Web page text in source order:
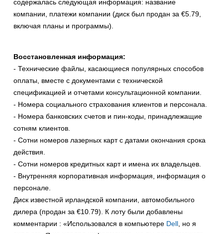
содержалась следующая информация: название
компании, платежи компании (диск был продан за €5.79,
включая планы и программы).
Восстановленная информация:
- Технические файлы, касающиеся популярных способов
оплаты, вместе с документами с технической
спецификацией и отчетами консультационной компании.
- Номера социального страхования клиентов и персонала.
- Номера банковских счетов и пин-коды, принадлежащие
сотням клиентов.
- Сотни номеров лазерных карт с датами окончания срока
действия.
- Сотни номеров кредитных карт и имена их владельцев.
- Внутренняя корпоративная информация, информация о
персонале.
Диск известной ирландской компании, автомобильного
дилера (продан за €10.79). К лоту были добавлены
комментарии : «Использовался в компьютере Dell, но я